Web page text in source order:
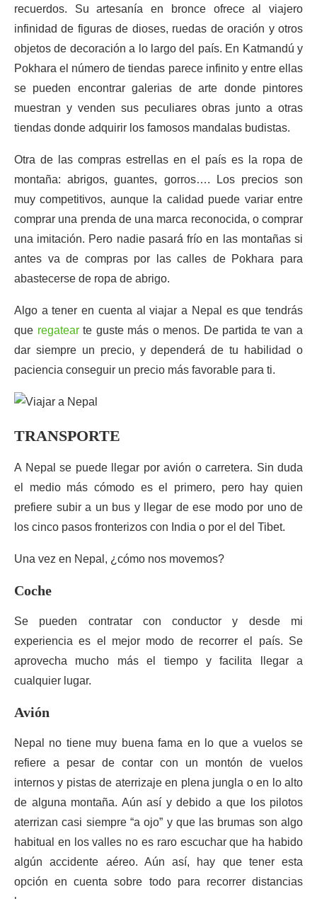
recuerdos. Su artesanía en bronce ofrece al viajero
infinidad de figuras de dioses, ruedas de oración y otros
objetos de decoración a lo largo del país. En Katmandú y
Pokhara el número de tiendas parece infinito y entre ellas
se pueden encontrar galerias de arte donde pintores
muestran y venden sus peculiares obras junto a otras
tiendas donde adquirir los famosos mandalas budistas.
Otra de las compras estrellas en el país es la ropa de
montaña: abrigos, guantes, gorros…. Los precios son
muy competitivos, aunque la calidad puede variar entre
comprar una prenda de una marca reconocida, o comprar
una imitación. Pero nadie pasará frío en las montañas si
antes va de compras por las calles de Pokhara para
abastecerse de ropa de abrigo.
Algo a tener en cuenta al viajar a Nepal es que tendrás
que regatearte guste más o menos. De partida te van a
dar siempre un precio, y dependerá de tu habilidad o
paciencia conseguir un precio más favorable para ti.
TRANSPORTE
A Nepal se puede llegar por avión o carretera. Sin duda
el medio más cómodo es el primero, pero hay quien
prefiere subir a un bus y llegar de ese modo por uno de
los cinco pasos fronterizos con India o por el del Tibet.
Una vez en Nepal, ¿cómo nos movemos?
Coche
Se pueden contratar con conductor y desde mi
experiencia es el mejor modo de recorrer el país. Se
aprovecha mucho más el tiempo y facilita llegar a
cualquier lugar.
Avión
Nepal no tiene muy buena fama en lo que a vuelos se
refiere a pesar de contar con un montón de vuelos
internos y pistas de aterrizaje en plena jungla o en lo alto
de alguna montaña. Aún así y debido a que los pilotos
aterrizan casi siempre “a ojo” y que las brumas son algo
habitual en los valles no es raro escuchar que ha habido
algún accidente aéreo. Aún así, hay que tener esta
opción en cuenta sobre todo para recorrer distancias